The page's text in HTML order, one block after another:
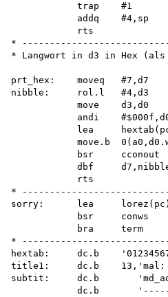
trap    #1
            addq    #4,sp
            rts
*
* Langwort in d3 in Hex (als
prt_hex:    moveq   #7,d7
nibble:     rol.l   #4,d3
move    d3,d0
andi
lea
move.b
bsr     cconout
dbf
            rts
*
sorry:      lea
bsr     conws
bra     term
*
hextab:     dc.b
title1:     dc.b    13,'mal:
subtit:     dc.b
dc.b